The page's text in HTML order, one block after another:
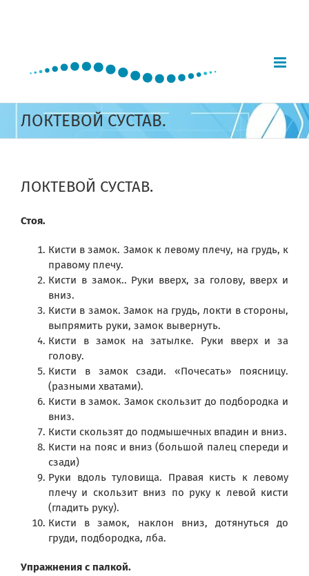
ЛОКТЕВОЙ СУСТАВ.
ЛОКТЕВОЙ СУСТАВ.
Стоя.
Кисти в замок. Замок к левому плечу, на грудь, к
правому плечу.
Кисти в замок.. Руки вверх, за голову, вверх и
вниз.
Кисти в замок. Замок на грудь, локти в стороны,
выпрямить руки, замок вывернуть.
Кисти в замок на затылке. Руки вверх и за
голову.
Кисти в замок сзади. «Почесать» поясницу.
(разными хватами).
Кисти в замок. Замок скользит до подбородка и
вниз.
Кисти скользят до подмышечных впадин и вниз.
Кисти на пояс и вниз (большой палец спереди и
сзади)
Руки вдоль туловища. Правая кисть к левому
плечу и скользит вниз по руку к левой кисти
(гладить руку).
Кисти в замок, наклон вниз, дотянуться до
груди, подбородка, лба.
Упражнения с палкой.